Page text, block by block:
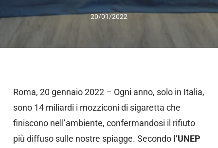
20/01/2022
Roma, 20 gennaio 2022 – Ogni anno, solo in Italia,
sono 14 miliardi i mozziconi di sigaretta che
finiscono nell’ambiente, confermandosi il rifiuto
più diffuso sulle nostre spiagge. Secondo l’UNEP